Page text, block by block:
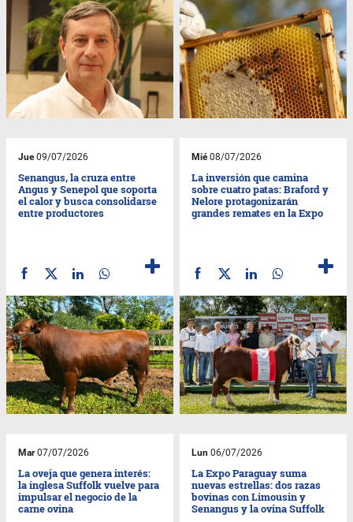
Jue09/07/2026
Senangus, la cruza entre
Angus y Senepol que soporta
el calor y busca consolidarse
entre productores
Mié08/07/2026
La inversión que camina
sobre cuatro patas: Braford y
Nelore protagonizarán
grandes remates en la Expo
Mar07/07/2026
La oveja que genera interés:
la inglesa Suffolk vuelve para
impulsar el negocio de la
carne ovina
Lun 06/07/2026
La Expo Paraguay suma
nuevas estrellas: dos razas
bovinas con Limousin y
Senangus y la ovina Suffolk